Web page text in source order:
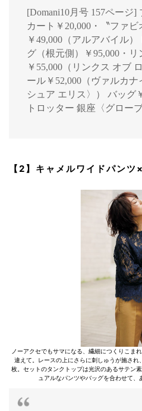
[Domani10月号 157ページ]
カート￥20,000・〝ファ
￥49,000（アルアバイル
グ（根元側）￥95,000・リ
￥55,000（リンクス オブ
ール￥52,000（ヴァルカ
シュア エリス〉） バッグ
トロッター 銀座〈グロー
【2】キャメルワイドパン
ノーアクセでもサマになる、繊細につくりこま
違えて。レースの上にさらに刺しゅうが施さ
枚。セットのタンクトップは光沢のあるサテン
ュアルなパンツやバッグを合わせて、